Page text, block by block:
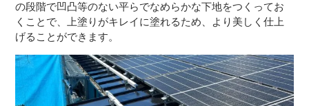
の段階で凹凸等のない平らでなめらかな下地をつくってお
くことで、上塗りがキレイに塗れるため、より美しく仕上
げることができます。